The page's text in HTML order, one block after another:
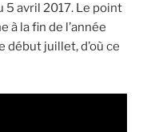
5 avril 2017. Le point
à la fin de l’année
début juillet, d’où ce